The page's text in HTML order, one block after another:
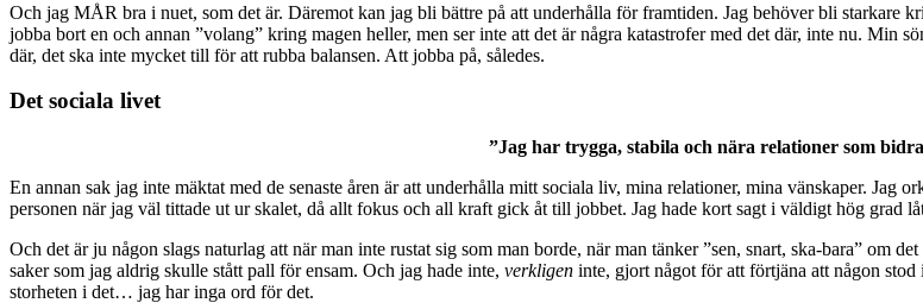
Och jag MÅR bra i nuet, som det är. Däremot kan jag bli bättre på att underhålla för framtiden. Jag behöver bli
jobba bort en och annan ”volang” kring magen heller, men ser inte att det är några katastrofer med det där, inte nu. Min
där, det ska inte mycket till för att rubba balansen. Att jobba på, således.
Det sociala livet
”Jag har trygga, stabila och nära relationer som
En annan sak jag inte mäktat med de senaste åren är att underhålla mitt sociala liv, mina relationer, mina vänskaper. Jag
personen när jag väl tittade ut ur skalet, då allt fokus och all kraft gick åt till jobbet. Jag hade kort sagt i väldigt hög grad
Och det är ju någon slags naturlag att när man inte rustat sig som man borde, när man tänker ”sen, snart, ska-bara”
saker som jag aldrig skulle stått pall för ensam. Och jag hade inte, verkligen inte, gjort något för att förtjäna att någon
storheten i det… jag har inga ord för det.